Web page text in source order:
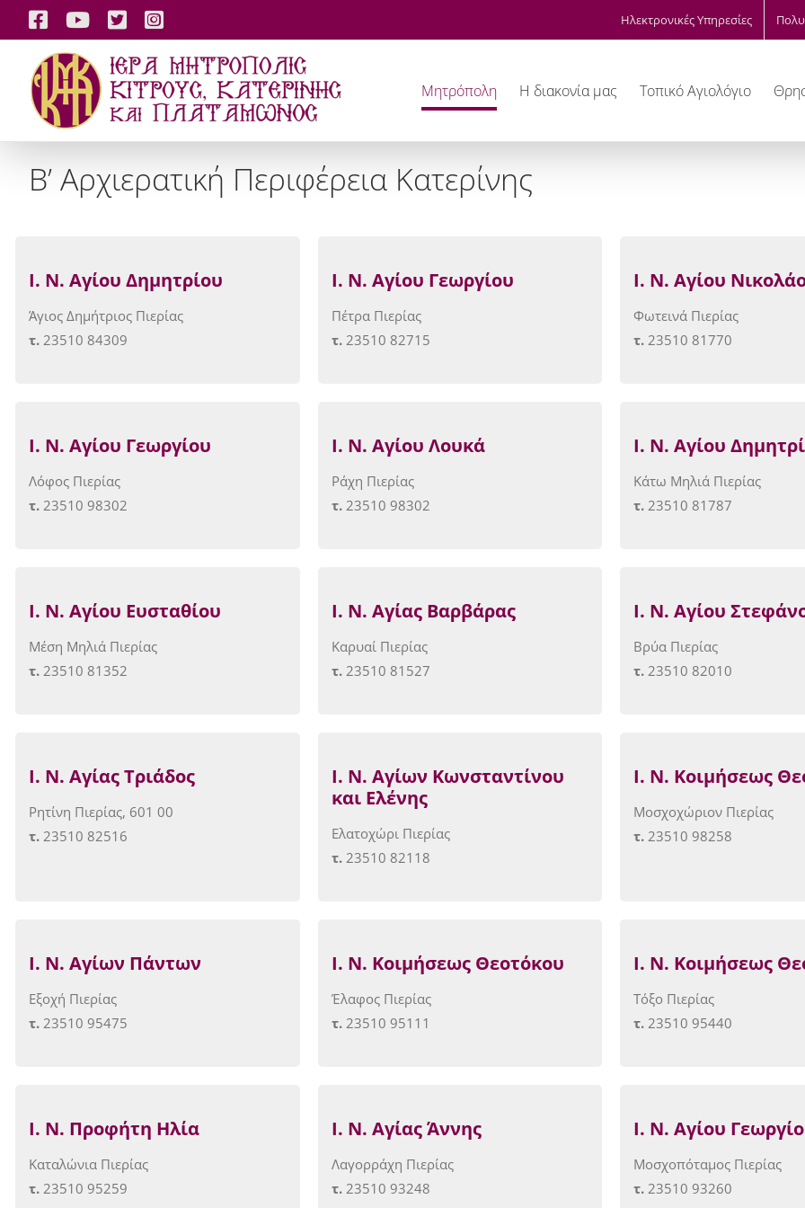
to
content
FacebookYouTube
X Instagram Ηλεκτρονικές Υπηρεσίες
Μητρόπολη Η διακονία μας Τοπικό Αγιολόγιο
Β’ Αρχιερατική Περιφέρεια Κατερίνης
Ι. Ν. Αγίου Δημητρίου
Άγιος Δημήτριος Πιερίας
τ. 23510 84309
Ι. Ν. Αγίου Γεωργίου
Πέτρα Πιερίας
τ.23510 82715
Ι. Ν. Αγίου
Φωτεινά Πιερίας
τ. 23510 81770
Ι. Ν. Aγίου Γεωργίου
Λόφος Πιερίας
τ. 23510 98302
Ι. Ν. Αγίου Λουκά
Ράχη Πιερίας
τ.23510 98302
Ι. Ν. Αγίου
Κάτω Μηλιά Πιερίας
τ. 23510 81787
Ι. Ν. Αγίου Ευσταθίου
Μέση Μηλιά Πιερίας
τ. 23510 81352
Ι. Ν. Αγίας Βαρβάρας
Καρυαί Πιερίας
τ.23510 81527
Ι. Ν. Αγίου
Βρύα Πιερίας
τ. 23510 82010
Ι. Ν. Αγίας Τριάδος
Ρητίνη Πιερίας, 601 00
τ. 23510 82516
Ι. Ν. Αγίων Κωνσταντίνου
και Ελένης
Ελατοχώρι Πιερίας
τ.23510 82118
Ι. Ν. Κοιμήσεως
Μοσχοχώριον Πιερίας
τ. 23510 98258
Ι. Ν. Αγίων Πάντων
Εξοχή Πιερίας
τ. 23510 95475
Ι. Ν. Κοιμήσεως Θεοτόκου
Έλαφος Πιερίας
τ.23510 95111
Ι. Ν. Κοιμήσεως
Τόξο Πιερίας
τ. 23510 95440
Ι. Ν. Προφήτη Ηλία
Καταλώνια Πιερίας
τ. 23510 95259
Ι. Ν. Αγίας Άννης
Λαγορράχη Πιερίας
τ.23510 93248
Ι. Ν.Aγίου
Μοσχοπόταμος Πιερίας
τ. 23510 93260